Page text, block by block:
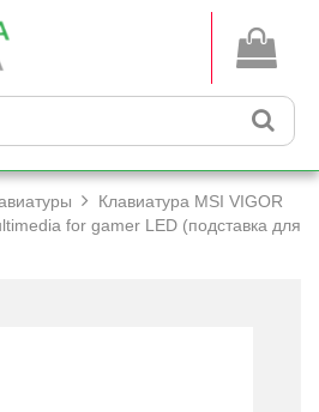
Клавиатура MSI VIGOR
for gamer LED (подставка для